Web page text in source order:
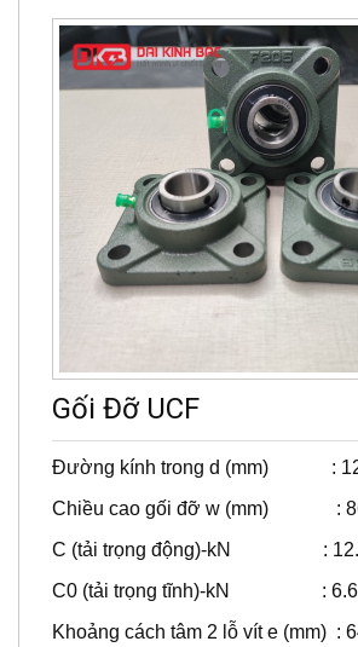
Gối Đỡ UCF
Đường kính trong d (mm) :
Chiều cao gối đỡ w (mm) :
C (tải trọng động)-kN : 12.8
C0 (tải trọng tĩnh)-kN : 6.6 -